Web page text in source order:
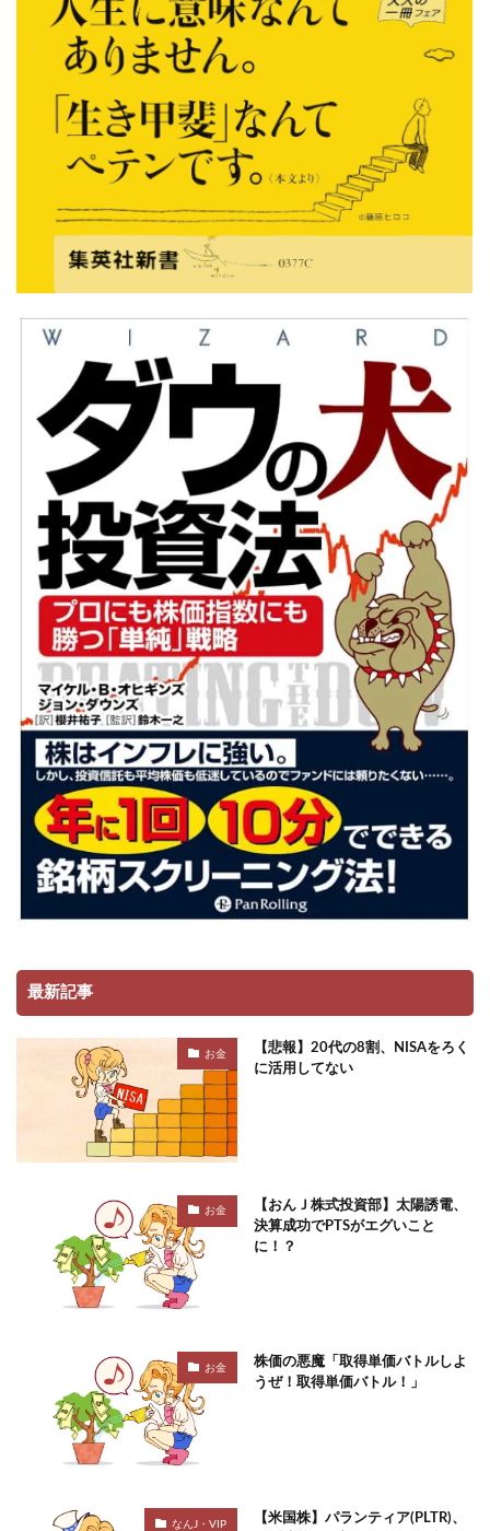
最新記事
お金
【悲報】20代の8割、NISAをろく
に活用してない
お金
【おんＪ株式投資部】太陽誘電、
決算成功でPTSがエグいこと
に！？
お金
株価の悪魔「取得単価バトルしよ
うぜ！取得単価バトル！」
なんJ・VIP
【米国株】パランティア(PLTR)、